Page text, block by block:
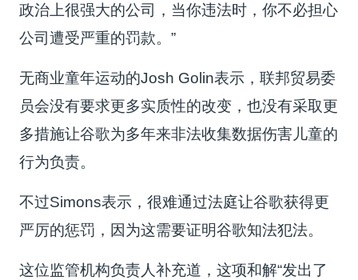
政治上很强大的公司，当你违法时，你不必担心
公司遭受严重的罚款。”
无商业童年运动的Josh Golin表示，联邦贸易委
员会没有要求更多实质性的改变，也没有采取更
多措施让谷歌为多年来非法收集数据伤害儿童的
行为负责。
不过Simons表示，很难通过法庭让谷歌获得更
严厉的惩罚，因为这需要证明谷歌知法犯法。
这位监管机构负责人补充道，这项和解“发出了